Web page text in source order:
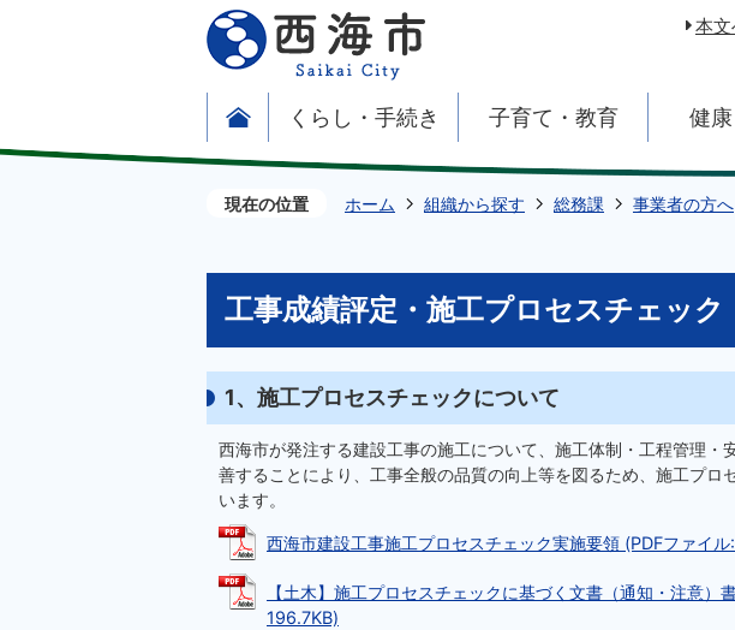
本
くらし・手続き 子育て・教育 健
現在の位置 ホーム 組織から探す 総務課 事業者の方へ
工事成績評定・施工プロセスチェック
1、施工プロセスチェックについて
西海市が発注する建設工事の施工について、施工体制・工程管理・
善することにより、工事全般の品質の向上等を図るため、施工プロ
います。
西海市建設工事施工プロセスチェック実施要領 (PDFファイ
【土木】施工プロセスチェックに基づく文書（通知・注意）
196.7KB)